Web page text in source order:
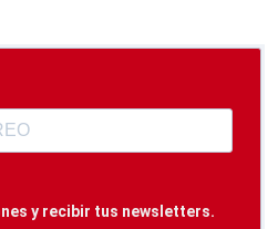
y recibir tus newsletters.